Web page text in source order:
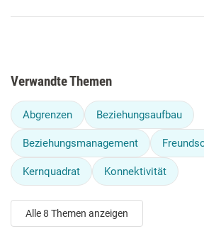
Verwandte Themen
Abgrenzen Beziehungsaufbau
Beziehungsmanagement
Kernquadrat Konnektivität
Alle 8 Themen anzeigen